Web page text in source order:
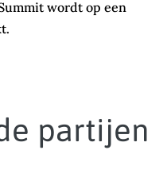
wordt op een
partijen